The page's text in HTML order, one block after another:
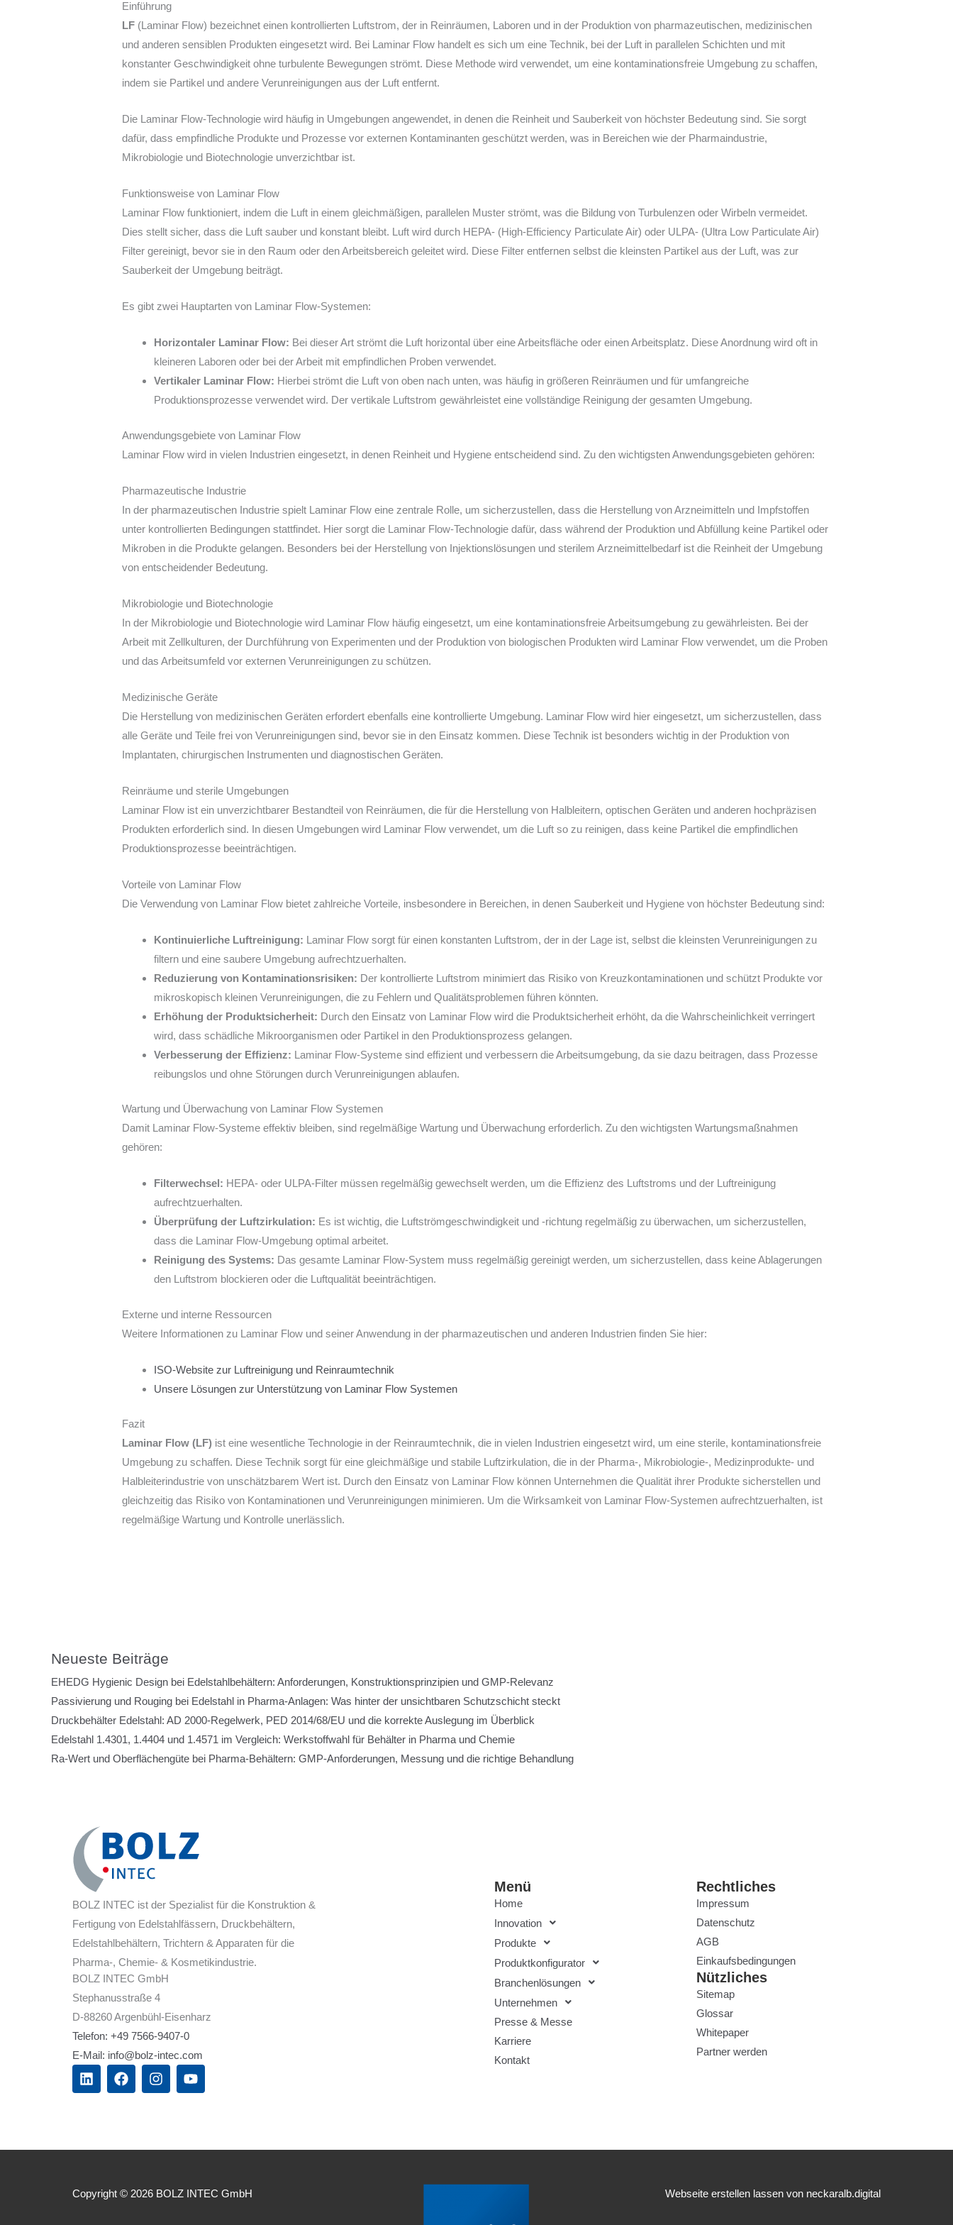
Einführung
LF (Laminar Flow) bezeichnet einen kontrollierten Luftstrom, der in Reinräumen, Laboren und in der Produktion von pharmazeutischen, medizinischen
und anderen sensiblen Produkten eingesetzt wird. Bei Laminar Flow handelt es sich um eine Technik, bei der Luft in parallelen Schichten und mit
konstanter Geschwindigkeit ohne turbulente Bewegungen strömt. Diese Methode wird verwendet, um eine kontaminationsfreie Umgebung zu schaffen,
indem sie Partikel und andere Verunreinigungen aus der Luft entfernt.
Die Laminar Flow-Technologie wird häufig in Umgebungen angewendet, in denen die Reinheit und Sauberkeit von höchster Bedeutung sind. Sie sorgt
dafür, dass empfindliche Produkte und Prozesse vor externen Kontaminanten geschützt werden, was in Bereichen wie der Pharmaindustrie,
Mikrobiologie und Biotechnologie unverzichtbar ist.
Funktionsweise von Laminar Flow
Laminar Flow funktioniert, indem die Luft in einem gleichmäßigen, parallelen Muster strömt, was die Bildung von Turbulenzen oder Wirbeln vermeidet.
Dies stellt sicher, dass die Luft sauber und konstant bleibt. Luft wird durch HEPA- (High-Efficiency Particulate Air) oder ULPA- (Ultra Low Particulate Air)
Filter gereinigt, bevor sie in den Raum oder den Arbeitsbereich geleitet wird. Diese Filter entfernen selbst die kleinsten Partikel aus der Luft, was zur
Sauberkeit der Umgebung beiträgt.
Es gibt zwei Hauptarten von Laminar Flow-Systemen:
Horizontaler Laminar Flow: Bei dieser Art strömt die Luft horizontal über eine Arbeitsfläche oder einen Arbeitsplatz. Diese Anordnung wird oft in
kleineren Laboren oder bei der Arbeit mit empfindlichen Proben verwendet.
Vertikaler Laminar Flow: Hierbei strömt die Luft von oben nach unten, was häufig in größeren Reinräumen und für umfangreiche
Produktionsprozesse verwendet wird. Der vertikale Luftstrom gewährleistet eine vollständige Reinigung der gesamten Umgebung.
Anwendungsgebiete von Laminar Flow
Laminar Flow wird in vielen Industrien eingesetzt, in denen Reinheit und Hygiene entscheidend sind. Zu den wichtigsten Anwendungsgebieten gehören:
Pharmazeutische Industrie
In der pharmazeutischen Industrie spielt Laminar Flow eine zentrale Rolle, um sicherzustellen, dass die Herstellung von Arzneimitteln und Impfstoffen
unter kontrollierten Bedingungen stattfindet. Hier sorgt die Laminar Flow-Technologie dafür, dass während der Produktion und Abfüllung keine Partikel oder
Mikroben in die Produkte gelangen. Besonders bei der Herstellung von Injektionslösungen und sterilem Arzneimittelbedarf ist die Reinheit der Umgebung
von entscheidender Bedeutung.
Mikrobiologie und Biotechnologie
In der Mikrobiologie und Biotechnologie wird Laminar Flow häufig eingesetzt, um eine kontaminationsfreie Arbeitsumgebung zu gewährleisten. Bei der
Arbeit mit Zellkulturen, der Durchführung von Experimenten und der Produktion von biologischen Produkten wird Laminar Flow verwendet, um die Proben
und das Arbeitsumfeld vor externen Verunreinigungen zu schützen.
Medizinische Geräte
Die Herstellung von medizinischen Geräten erfordert ebenfalls eine kontrollierte Umgebung. Laminar Flow wird hier eingesetzt, um sicherzustellen, dass
alle Geräte und Teile frei von Verunreinigungen sind, bevor sie in den Einsatz kommen. Diese Technik ist besonders wichtig in der Produktion von
Implantaten, chirurgischen Instrumenten und diagnostischen Geräten.
Reinräume und sterile Umgebungen
Laminar Flow ist ein unverzichtbarer Bestandteil von Reinräumen, die für die Herstellung von Halbleitern, optischen Geräten und anderen hochpräzisen
Produkten erforderlich sind. In diesen Umgebungen wird Laminar Flow verwendet, um die Luft so zu reinigen, dass keine Partikel die empfindlichen
Produktionsprozesse beeinträchtigen.
Vorteile von Laminar Flow
Die Verwendung von Laminar Flow bietet zahlreiche Vorteile, insbesondere in Bereichen, in denen Sauberkeit und Hygiene von höchster Bedeutung sind:
Kontinuierliche Luftreinigung: Laminar Flow sorgt für einen konstanten Luftstrom, der in der Lage ist, selbst die kleinsten Verunreinigungen zu
filtern und eine saubere Umgebung aufrechtzuerhalten.
Reduzierung von Kontaminationsrisiken: Der kontrollierte Luftstrom minimiert das Risiko von Kreuzkontaminationen und schützt Produkte vor
mikroskopisch kleinen Verunreinigungen, die zu Fehlern und Qualitätsproblemen führen könnten.
Erhöhung der Produktsicherheit: Durch den Einsatz von Laminar Flow wird die Produktsicherheit erhöht, da die Wahrscheinlichkeit verringert
wird, dass schädliche Mikroorganismen oder Partikel in den Produktionsprozess gelangen.
Verbesserung der Effizienz: Laminar Flow-Systeme sind effizient und verbessern die Arbeitsumgebung, da sie dazu beitragen, dass Prozesse
reibungslos und ohne Störungen durch Verunreinigungen ablaufen.
Wartung und Überwachung von Laminar Flow Systemen
Damit Laminar Flow-Systeme effektiv bleiben, sind regelmäßige Wartung und Überwachung erforderlich. Zu den wichtigsten Wartungsmaßnahmen
gehören:
Filterwechsel: HEPA- oder ULPA-Filter müssen regelmäßig gewechselt werden, um die Effizienz des Luftstroms und der Luftreinigung
aufrechtzuerhalten.
Überprüfung der Luftzirkulation: Es ist wichtig, die Luftströmgeschwindigkeit und -richtung regelmäßig zu überwachen, um sicherzustellen,
dass die Laminar Flow-Umgebung optimal arbeitet.
Reinigung des Systems: Das gesamte Laminar Flow-System muss regelmäßig gereinigt werden, um sicherzustellen, dass keine Ablagerungen
den Luftstrom blockieren oder die Luftqualität beeinträchtigen.
Externe und interne Ressourcen
Weitere Informationen zu Laminar Flow und seiner Anwendung in der pharmazeutischen und anderen Industrien finden Sie hier:
ISO-Website zur Luftreinigung und Reinraumtechnik
Unsere Lösungen zur Unterstützung von Laminar Flow Systemen
Fazit
Laminar Flow (LF) ist eine wesentliche Technologie in der Reinraumtechnik, die in vielen Industrien eingesetzt wird, um eine sterile, kontaminationsfreie
Umgebung zu schaffen. Diese Technik sorgt für eine gleichmäßige und stabile Luftzirkulation, die in der Pharma-, Mikrobiologie-, Medizinprodukte- und
Halbleiterindustrie von unschätzbarem Wert ist. Durch den Einsatz von Laminar Flow können Unternehmen die Qualität ihrer Produkte sicherstellen und
gleichzeitig das Risiko von Kontaminationen und Verunreinigungen minimieren. Um die Wirksamkeit von Laminar Flow-Systemen aufrechtzuerhalten, ist
regelmäßige Wartung und Kontrolle unerlässlich.
Neueste Beiträge
EHEDG Hygienic Design bei Edelstahlbehältern: Anforderungen, Konstruktionsprinzipien und GMP-Relevanz
Passivierung und Rouging bei Edelstahl in Pharma-Anlagen: Was hinter der unsichtbaren Schutzschicht steckt
Druckbehälter Edelstahl: AD 2000-Regelwerk, PED 2014/68/EU und die korrekte Auslegung im Überblick
Edelstahl 1.4301, 1.4404 und 1.4571 im Vergleich: Werkstoffwahl für Behälter in Pharma und Chemie
Ra-Wert und Oberflächengüte bei Pharma-Behältern: GMP-Anforderungen, Messung und die richtige Behandlung
BOLZ INTEC ist der Spezialist für die Konstruktion &
Fertigung von Edelstahlfässern, Druckbehältern,
Edelstahlbehältern, Trichtern & Apparaten für die
Pharma-, Chemie- & Kosmetikindustrie.
BOLZ INTEC GmbH
Stephanusstraße 4
D-88260 Argenbühl-Eisenharz
Telefon: +49 7566-9407-0
E-Mail: info@bolz-intec.com
L
i
F
a
I
n
Y
o
Menü
Home
Innovation
Produkte
Produktkonfigurator
Branchenlösungen
Unternehmen
Presse & Messe
Karriere
Kontakt
Rechtliches
Impressum
Datenschutz
AGB
Einkaufsbedingungen
Nützliches
Sitemap
Glossar
Whitepaper
Partner werden
Copyright © 2026 BOLZ INTEC GmbH Webseite erstellen lassen von neckaralb.digital